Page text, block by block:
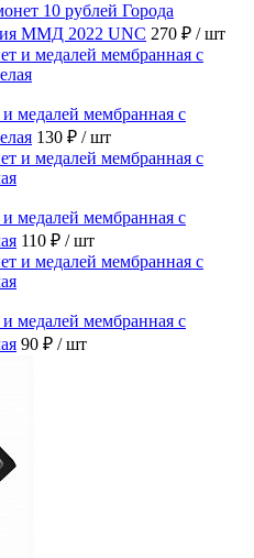
10 рублей Города
ММД 2022 UNC 270 ₽ / шт
медалей мембранная с
130 ₽ / шт
медалей мембранная с
110 ₽ / шт
медалей мембранная с
90 ₽ / шт